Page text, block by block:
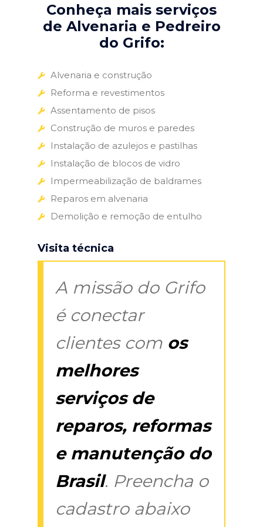
Conheça mais serviços
de Alvenaria e Pedreiro
do Grifo:
Alvenaria e construção
Reforma e revestimentos
Assentamento de pisos
Construção de muros e paredes
Instalação de azulejos e pastilhas
Instalação de blocos de vidro
Impermeabilização de baldrames
Reparos em alvenaria
Demolição e remoção de entulho
Visita técnica
A missão do Grifo
é conectar
clientes com os
melhores
serviços de
reparos, reformas
e manutenção do
Brasil. Preencha o
cadastro abaixo